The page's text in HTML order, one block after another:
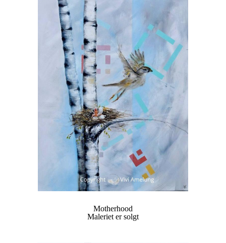
Motherhood
Maleriet er solgt